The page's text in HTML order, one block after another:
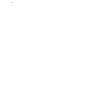
sekä vettä!